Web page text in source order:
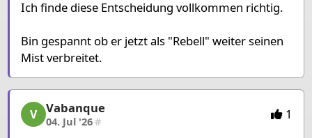
Ich finde diese Entscheidung vollkommen richtig.
Bin gespannt ob er jetzt als "Rebell" weiter seinen
Mist verbreitet.
Vabanque, 5/6, 04. Jul '26
V Vabanque
04. Jul '26# 1